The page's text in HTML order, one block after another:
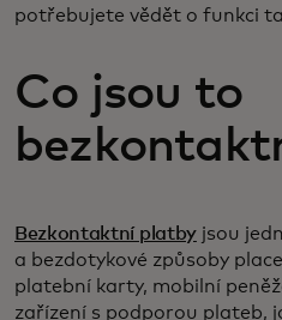
potřebujete vědět o funkci
Co jsou to
Bezkontaktní platbyjsou
a bezdotykové způsoby
platební karty, mobilní
zařízení s podporou plateb,